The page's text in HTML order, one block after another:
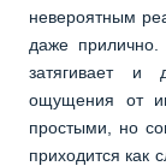
невероятным
даже прилично.
затягивает и
ощущения от
простыми, но
приходится как